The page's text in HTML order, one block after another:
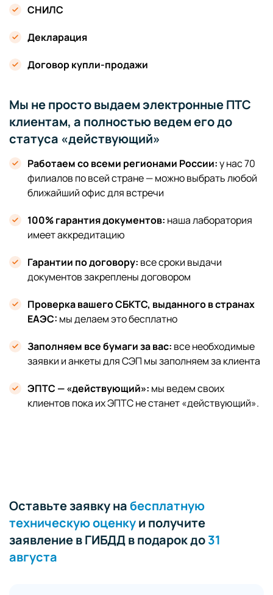
СНИЛС
Декларация
Договор купли-продажи
Мы не просто выдаем электронные ПТС
клиентам, а полностью ведем его до
статуса «действующий»
Работаем со всеми регионами России:у нас 70
филиалов по всей стране — можно выбрать любой
ближайший офис для встречи
100% гарантия документов: наша лаборатория
имеет аккредитацию
Гарантии по договору: все сроки выдачи
документов закреплены договором
Проверка вашего СБКТС, выданного в странах
ЕАЭС: мы делаем это бесплатно
Заполняем все бумаги за вас: все необходимые
заявки и анкеты для СЭП мы заполняем за клиента
ЭПТС — «действующий»: мы ведем своих
клиентов пока их ЭПТС не станет «действующий».
Оставьте заявку набесплатную
техническую оценкуи получите
заявление в ГИБДД в подарок до31
августа